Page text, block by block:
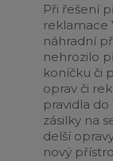
Při řešení
reklamace
náhradní
nehrozilo
koníčku či
oprav či
pravidla
zásilky na
delší
nový